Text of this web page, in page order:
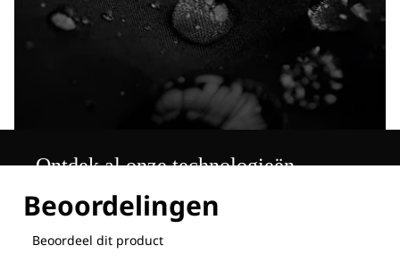
Ontdek al onze technologieën